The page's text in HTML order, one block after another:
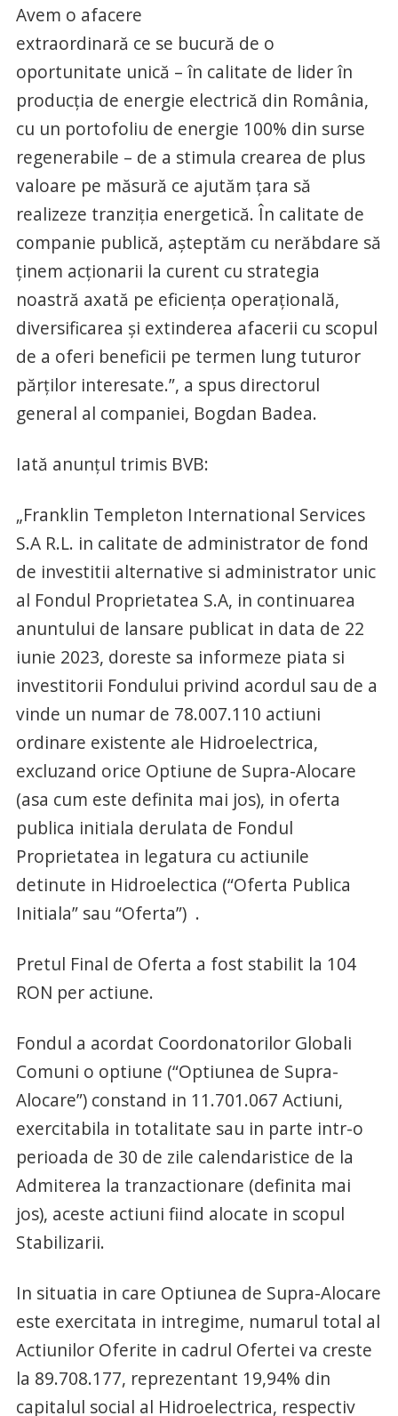
Avem o afacere
extraordinară ce se bucură de o
oportunitate unică – în calitate de lider în
producția de energie electrică din România,
cu un portofoliu de energie 100% din surse
regenerabile – de a stimula crearea de plus
valoare pe măsură ce ajutăm țara să
realizeze tranziția energetică. În calitate de
companie publică, așteptăm cu nerăbdare să
ținem acționarii la curent cu strategia
noastră axată pe eficiența operațională,
diversificarea și extinderea afacerii cu scopul
de a oferi beneficii pe termen lung tuturor
părților interesate.”, a spus directorul
general al companiei, Bogdan Badea.
Iată anunțul trimis BVB:
„Franklin Templeton International Services
S.A R.L. in calitate de administrator de fond
de investitii alternative si administrator unic
al Fondul Proprietatea S.A, in continuarea
anuntului de lansare publicat in data de 22
iunie 2023, doreste sa informeze piata si
investitorii Fondului privind acordul sau de a
vinde un numar de 78.007.110 actiuni
ordinare existente ale Hidroelectrica,
excluzand orice Optiune de Supra-Alocare
(asa cum este definita mai jos), in oferta
publica initiala derulata de Fondul
Proprietatea in legatura cu actiunile
detinute in Hidroelectica (“Oferta Publica
Initiala” sau “Oferta”) .
Pretul Final de Oferta a fost stabilit la 104
RON per actiune.
Fondul a acordat Coordonatorilor Globali
Comuni o optiune (“Optiunea de Supra-
Alocare”) constand in 11.701.067 Actiuni,
exercitabila in totalitate sau in parte intr-o
perioada de 30 de zile calendaristice de la
Admiterea la tranzactionare (definita mai
jos), aceste actiuni fiind alocate in scopul
Stabilizarii.
In situatia in care Optiunea de Supra-Alocare
este exercitata in intregime, numarul total al
Actiunilor Oferite in cadrul Ofertei va creste
la 89.708.177, reprezentant 19,94% din
capitalul social al Hidroelectrica, respectiv